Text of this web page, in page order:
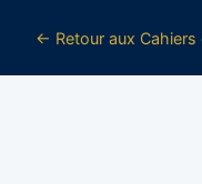
← Retour aux Cahiers